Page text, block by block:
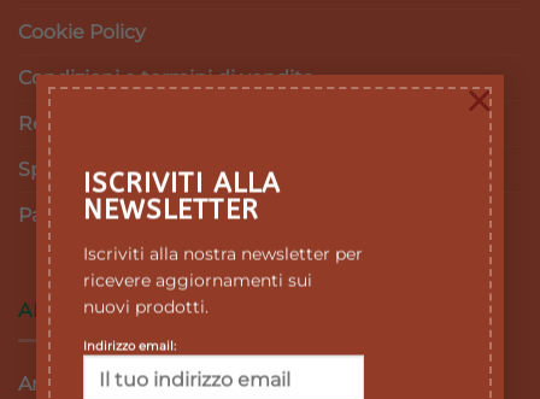
ISCRIVITI ALLA
NEWSLETTER
Iscriviti alla nostra newsletter per
ricevere aggiornamenti sui
nuovi prodotti.
Indirizzo email:
×
Cookie Policy
Condizioni e termini di vendita
Resi e Rimborsi
Spedizioni
Pagamenti
AREA RISERVATA
Area personale